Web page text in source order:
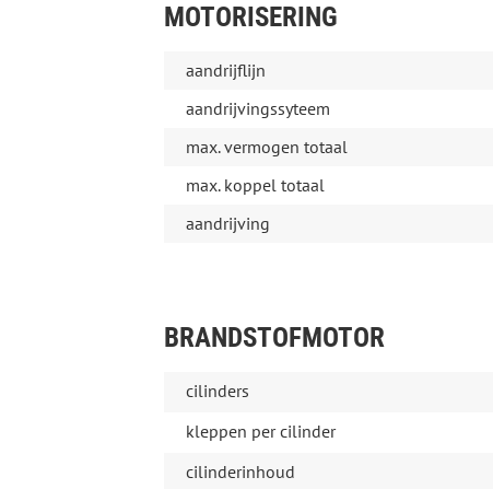
MOTORISERING
aandrijflijn
aandrijvingssyteem
max. vermogen totaal
max. koppel totaal
aandrijving
BRANDSTOFMOTOR
cilinders
kleppen per cilinder
cilinderinhoud